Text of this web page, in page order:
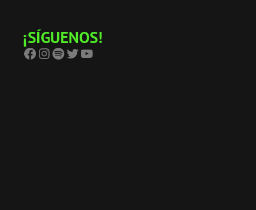
¡SÍGUENOS!
Facebook Instagram Spotify Twitter YouTube